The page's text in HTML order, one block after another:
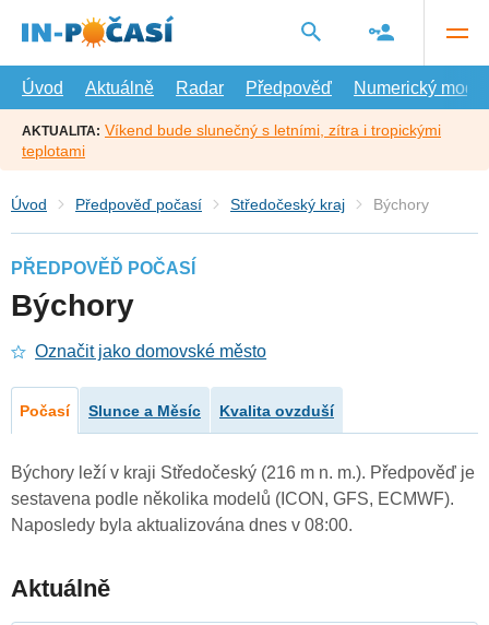
hlavní
Úvod
Aktuálně Radar Předpověď Numerický model
AKTUALITA: Víkend bude slunečný s letními, zítra i tropickými
teplotami
Úvod Předpověď počasí Středočeský kraj Býchory
PŘEDPOVĚĎ POČASÍ
Býchory
Označit jako domovské město
Počasí Slunce a Měsíc Kvalita ovzduší
Býchory leží v kraji Středočeský (216 m n. m.). Předpověď je
sestavena podle několika modelů (ICON, GFS, ECMWF).
Naposledy byla aktualizována dnes v 08:00.
Aktuálně